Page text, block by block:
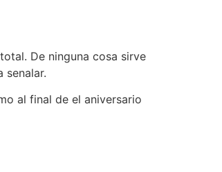
De ninguna cosa sirve
senalar.
al final de el aniversario